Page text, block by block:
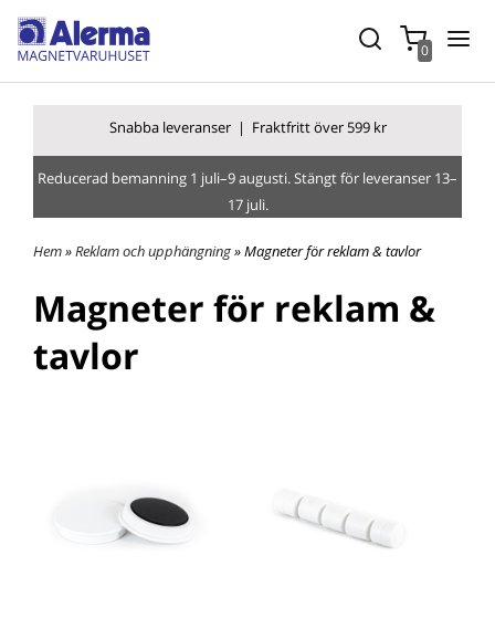
0
Snabba leveranser | Fraktfritt över 599 kr
Reducerad bemanning 1 juli–9 augusti. Stängt för leveranser 13–
17 juli.
Hem»Reklam och upphängning» Magneter för reklam & tavlor
Magneter för reklam &
tavlor